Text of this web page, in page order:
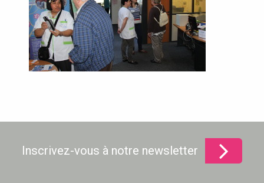
Inscrivez-vous à notre newsletter